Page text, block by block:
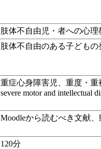
肢体不自由児・者への心理
肢体不自由のある子ども
重症心身障害児、重度・重
severe motor and intellectual
Moodleから読むべき文献
120分